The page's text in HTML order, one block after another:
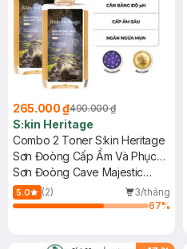
265.000 ₫490.000 ₫
S:kin Heritage
Combo 2 Toner S:kin Heritage
Sơn Đoòng Cấp Ẩm Và Phục
Hồi 273ml
Sơn Đoòng Cave Majestic
Toner
5.0 (2)
3/tháng
67%